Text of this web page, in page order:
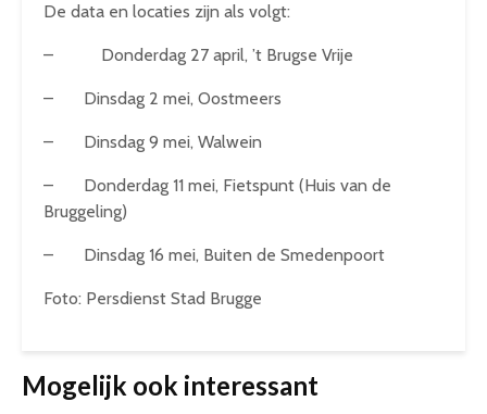
De data en locaties zijn als volgt:
– Donderdag 27 april, ’t Brugse Vrije
– Dinsdag 2 mei, Oostmeers
– Dinsdag 9 mei, Walwein
– Donderdag 11 mei, Fietspunt (Huis van de
Bruggeling)
– Dinsdag 16 mei, Buiten de Smedenpoort
Foto: Persdienst Stad Brugge
Mogelijk ook interessant